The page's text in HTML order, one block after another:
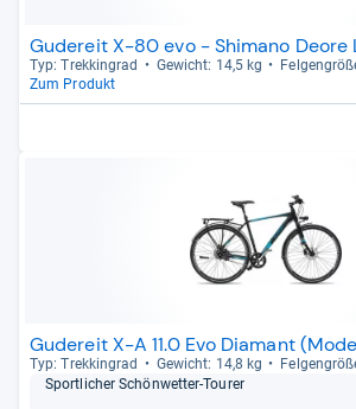
Gudereit X-80 evo - Shimano Deore
Typ: Trek­kin­grad Gewicht: 14,5 kg
Zum Produkt
Gudereit X-A 11.0 Evo Diamant
Typ: Trek­kin­grad Gewicht: 14,8 kg
Sport­li­cher Schön­wet­ter-​Tou­rer